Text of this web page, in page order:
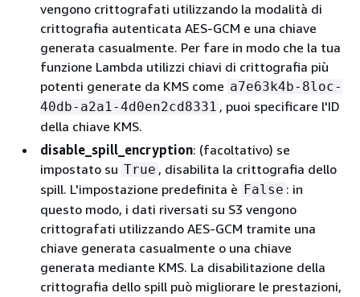
vengono crittografati utilizzando la modalità di
crittografia autenticata AES-GCM e una chiave
generata casualmente. Per fare in modo che la tua
funzione Lambda utilizzi chiavi di crittografia più
potenti generate da KMS come a7e63k4b-8loc-
40db-a2a1-4d0en2cd8331 , puoi specificare l'ID
della chiave KMS.
disable_spill_encryption: (facoltativo) se
impostato su True , disabilita la crittografia dello
spill. L'impostazione predefinita è False : in
questo modo, i dati riversati su S3 vengono
crittografati utilizzando AES-GCM tramite una
chiave generata casualmente o una chiave
generata mediante KMS. La disabilitazione della
crittografia dello spill può migliorare le prestazioni,